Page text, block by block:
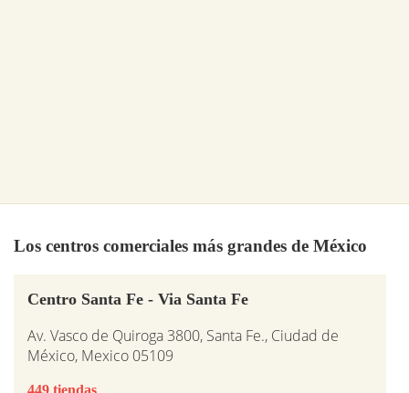
Los centros comerciales más grandes de México
Centro Santa Fe - Via Santa Fe
Av. Vasco de Quiroga 3800, Santa Fe., Ciudad de
México, Mexico 05109